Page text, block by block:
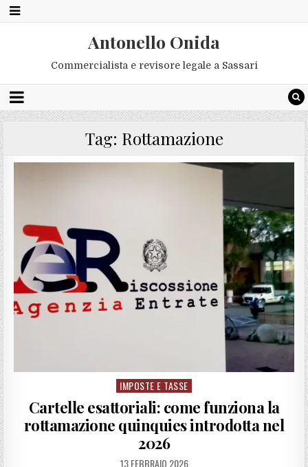
Antonello Onida
Commercialista e revisore legale a Sassari
Tag: Rottamazione
Posted
in
IMPOSTE E TASSE
Cartelle esattoriali: come funziona la
rottamazione quinquies introdotta nel
2026
13 FEBBRAIO 2026